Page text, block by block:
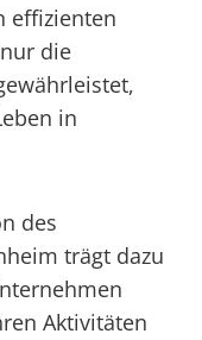
effizienten
die
in
des
trägt dazu
Aktivitäten